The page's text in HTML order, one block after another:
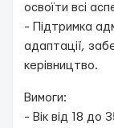
освоїти всі
- Підтримка
адаптації,
керівництво.
Вимоги:
- Вік від 18 до